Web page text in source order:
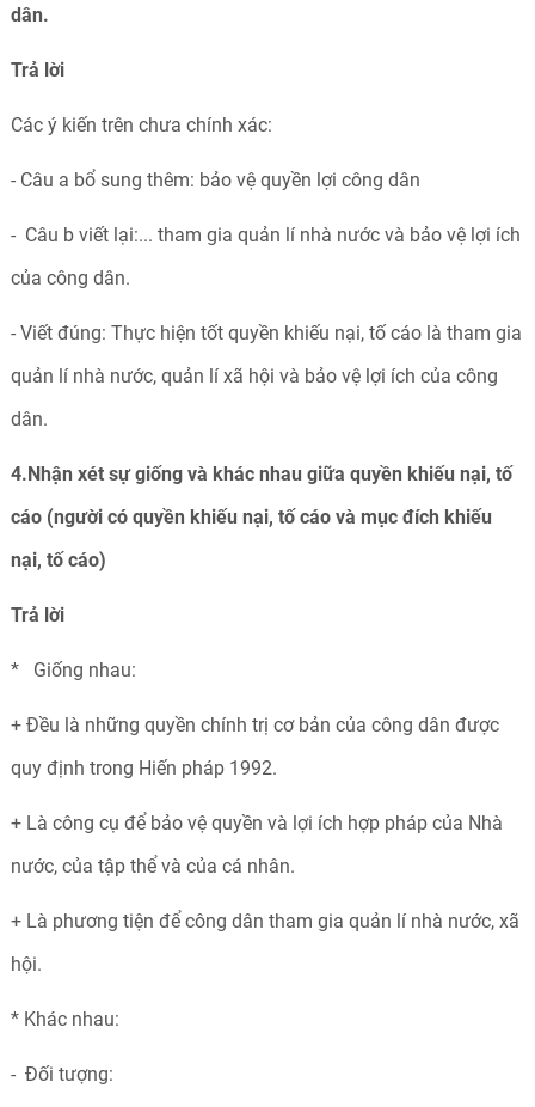
dân.
Trả lời
Các ý kiến trên chưa chính xác:
- Câu a bổ sung thêm: bảo vệ quyền lợi công dân
- Câu b viết lại:... tham gia quản lí nhà nước và bảo vệ lợi ích
của công dân.
- Viết đúng: Thực hiện tốt quyền khiếu nại, tố cáo là tham gia
quản lí nhà nước, quản lí xã hội và bảo vệ lợi ích của công
dân.
4.Nhận xét sự giống và khác nhau giữa quyền khiếu nại, tố
cáo (người có quyền khiếu nại, tố cáo và mục đích khiếu
nại, tố cáo)
Trả lời
* Giống nhau:
+ Đều là những quyền chính trị cơ bản của công dân được
quy định trong Hiến pháp 1992.
+ Là công cụ để bảo vệ quyền và lợi ích hợp pháp của Nhà
nước, của tập thể và của cá nhân.
+ Là phương tiện để công dân tham gia quản lí nhà nước, xã
hội.
* Khác nhau:
- Đối tượng: